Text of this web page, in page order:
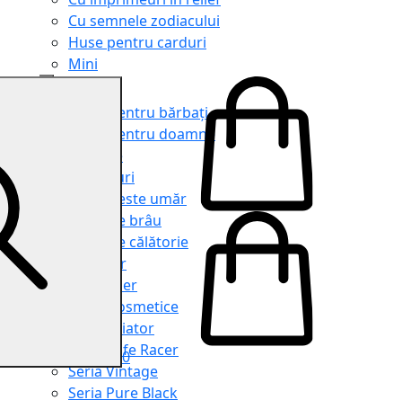
Cu semnele zodiacului
Huse pentru carduri
Mini
Genți pentru bărbați
Genți pentru doamne
Serviete
Rucsacuri
Genți peste umăr
Genți de brâu
Genți de călătorie
Shopper
Organiser
Truse cosmetice
Seria Aviator
Seria Cafe Racer
Seria Vintage
Seria Pure Black
0